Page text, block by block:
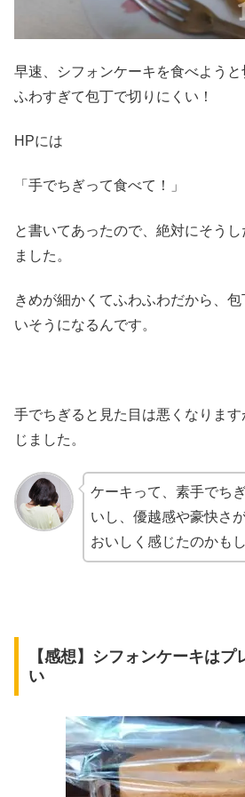
早速、シフォンケーキを食べよう
ふわすぎて包丁で切りにくい！
HPには
「手でちぎって食べて！」
と書いてあったので、絶対にそう
ました。
きめが細かくてふわふわだから、
いそうになるんです。
手でちぎると見た目は悪くなりま
じました。
ケーキって、素手でち
いし、優越感や豪快さ
おいしく感じたのかも
【感想】シフォンケーキは
い